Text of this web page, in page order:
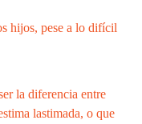
hijos, pese a lo difícil
la diferencia entre
lastimada, o que